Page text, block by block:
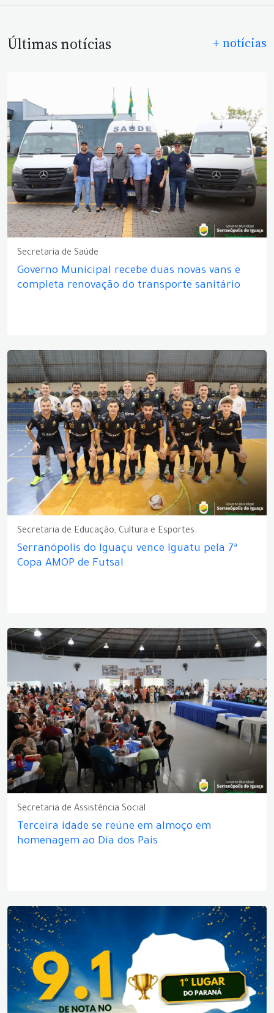
Últimas notícias + notícias
Secretaria de Saúde
Governo Municipal recebe duas novas vans e
completa renovação do transporte sanitário
Secretaria de Educação, Cultura e Esportes
Serranópolis do Iguaçu vence Iguatu pela 7ª
Copa AMOP de Futsal
Secretaria de Assistência Social
Terceira idade se reúne em almoço em
homenagem ao Dia dos Pais